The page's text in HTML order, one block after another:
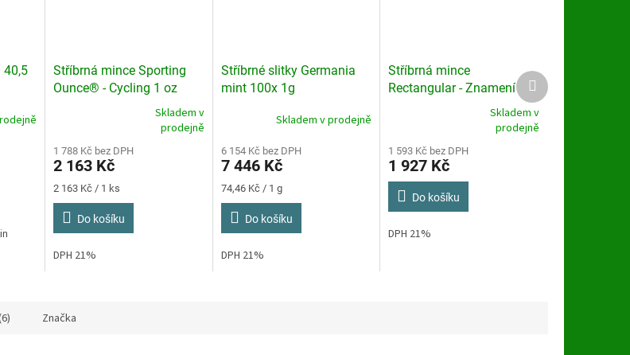
40,5
Stříbrná mince Sporting
Ounce® - Cycling 1 oz
produktu
je
3,3
hvězdiček.
Skladem v
prodejně
1 788 Kč bez DPH
2 163 Kč
Měrná
cena:
2 163 Kč / 1 ks
Do košíku
DPH 21%
Stříbrné slitky Germania
mint 100x 1g
Skladem v prodejně
6 154 Kč bez DPH
7 446 Kč
Měrná
cena:
74,46 Kč / 1 g
Do košíku
DPH 21%
Stříbrná mince
Rectangular - Znamení
produktu
je
3,6
5
hvězdiček.
Skladem v
prodejně
1 593 Kč bez DPH
1 927 Kč
Do košíku
DPH 21%
Další
produkt
Značka